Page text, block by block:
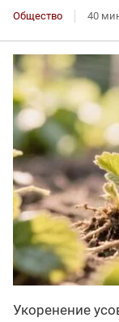
Общество 40
Укоренение